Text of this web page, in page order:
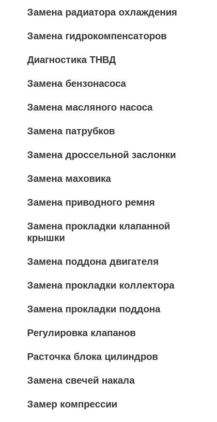
Замена радиатора охлаждения
Замена гидрокомпенсаторов
Диагностика ТНВД
Замена бензонасоса
Замена масляного насоса
Замена патрубков
Замена дроссельной заслонки
Замена маховика
Замена приводного ремня
Замена прокладки клапанной
крышки
Замена поддона двигателя
Замена прокладки коллектора
Замена прокладки поддона
Регулировка клапанов
Расточка блока цилиндров
Замена свечей накала
Замер компрессии